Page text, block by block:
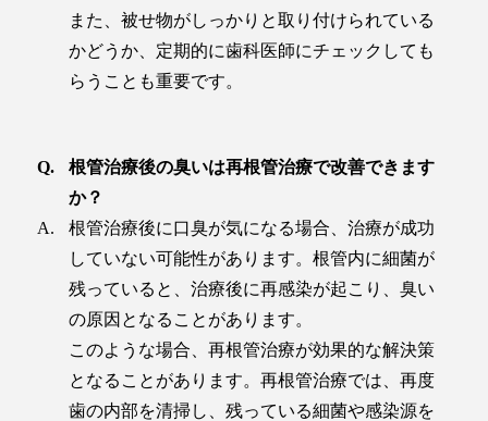
また、被せ物がしっかりと取り付けられている
かどうか、定期的に歯科医師にチェックしても
らうことも重要です。
根管治療後の臭いは再根管治療で改善できます
か？
根管治療後に口臭が気になる場合、治療が成功
していない可能性があります。根管内に細菌が
残っていると、治療後に再感染が起こり、臭い
の原因となることがあります。
このような場合、再根管治療が効果的な解決策
となることがあります。再根管治療では、再度
歯の内部を清掃し、残っている細菌や感染源を